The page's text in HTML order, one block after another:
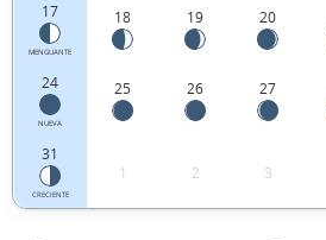
17
MENGUANTE
18 19 20
24
NUEVA
25 26 27
31
CRECIENTE
1 2 3